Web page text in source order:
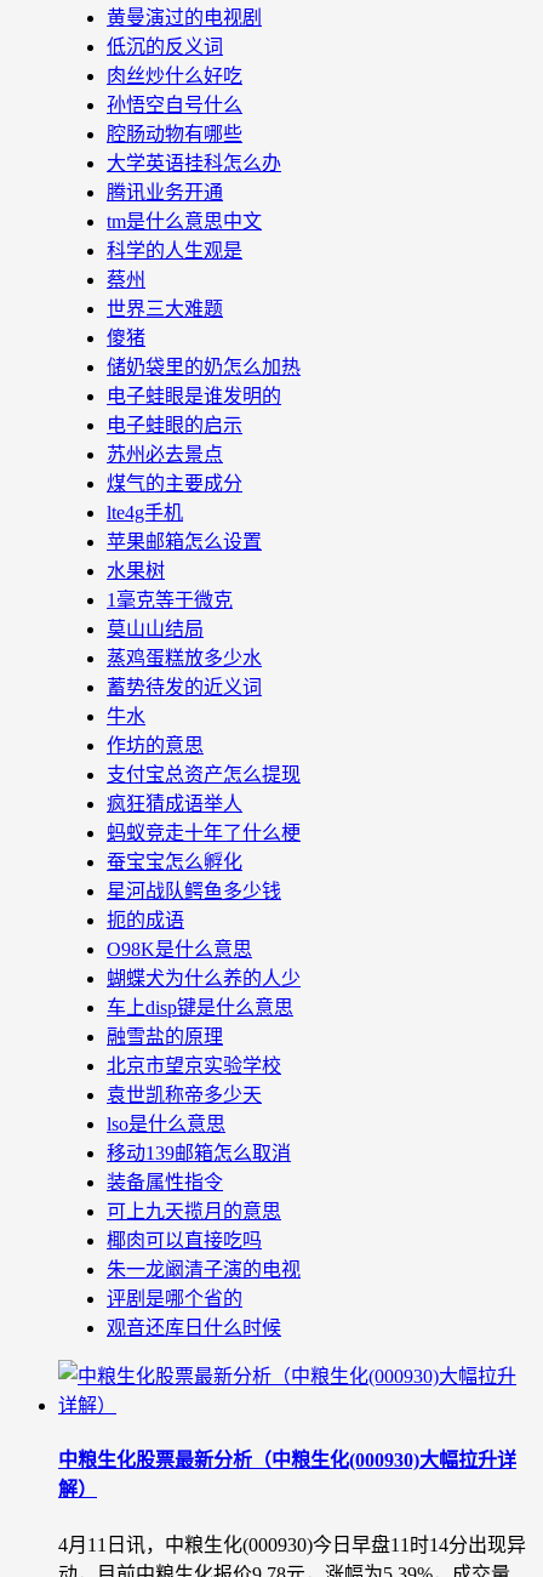
黄曼演过的电视剧
低沉的反义词
肉丝炒什么好吃
孙悟空自号什么
腔肠动物有哪些
大学英语挂科怎么办
腾讯业务开通
tm是什么意思中文
科学的人生观是
蔡州
世界三大难题
傻猪
储奶袋里的奶怎么加热
电子蛙眼是谁发明的
电子蛙眼的启示
苏州必去景点
煤气的主要成分
lte4g手机
苹果邮箱怎么设置
水果树
1毫克等于微克
莫山山结局
蒸鸡蛋糕放多少水
蓄势待发的近义词
牛水
作坊的意思
支付宝总资产怎么提现
疯狂猜成语举人
蚂蚁竞走十年了什么梗
蚕宝宝怎么孵化
星河战队鳄鱼多少钱
扼的成语
O98K是什么意思
蝴蝶犬为什么养的人少
车上disp键是什么意思
融雪盐的原理
北京市望京实验学校
袁世凯称帝多少天
lso是什么意思
移动139邮箱怎么取消
装备属性指令
可上九天揽月的意思
椰肉可以直接吃吗
朱一龙阚清子演的电视
评剧是哪个省的
观音还库日什么时候
中粮生化股票最新分析（中粮生化(000930)大幅拉升详
解）
4月11日讯，中粮生化(000930)今日早盘11时14分出现异